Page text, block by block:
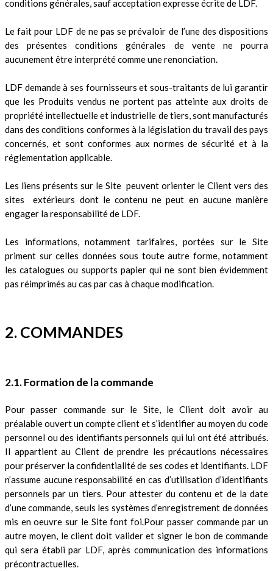
conditions générales, sauf acceptation expresse écrite de LDF.
Le fait pour LDF de ne pas se prévaloir de l’une des dispositions
des présentes conditions générales de vente ne pourra
aucunement être interprété comme une renonciation.
LDF demande à ses fournisseurs et sous-traitants de lui garantir
que les Produits vendus ne portent pas atteinte aux droits de
propriété intellectuelle et industrielle de tiers, sont manufacturés
dans des conditions conformes à la législation du travail des pays
concernés, et sont conformes aux normes de sécurité et à la
réglementation applicable.
Les liens présents sur le Site peuvent orienter le Client vers des
sites extérieurs dont le contenu ne peut en aucune manière
engager la responsabilité de LDF.
Les informations, notamment tarifaires, portées sur le Site
priment sur celles données sous toute autre forme, notamment
les catalogues ou supports papier qui ne sont bien évidemment
pas réimprimés au cas par cas à chaque modification.
2. COMMANDES
2.1. Formation de la commande
Pour passer commande sur le Site, le Client doit avoir au
préalable ouvert un compte client et s’identifier au moyen du code
personnel ou des identifiants personnels qui lui ont été attribués.
Il appartient au Client de prendre les précautions nécessaires
pour préserver la confidentialité de ses codes et identifiants. LDF
n’assume aucune responsabilité en cas d’utilisation d’identifiants
personnels par un tiers. Pour attester du contenu et de la date
d’une commande, seuls les systèmes d’enregistrement de données
mis en oeuvre sur le Site font foi.Pour passer commande par un
autre moyen, le client doit valider et signer le bon de commande
qui sera établi par LDF, après communication des informations
précontractuelles.